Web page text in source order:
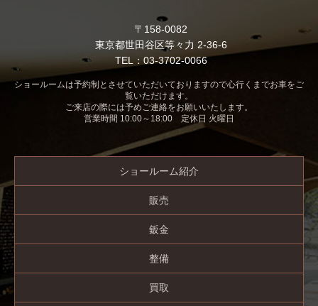
〒158-0082
東京都世田谷区等々力 2-36-6
TEL：03-3702-0066
ショールームは予約制とさせていただいておりますので心行くまでお車をご
覧いただけます。
ご来店の際には予めご連絡をお願いいたします。
営業時間 10:00～18:00 定休日 火曜日
ショールーム紹介
販売
鈑金
整備
買取